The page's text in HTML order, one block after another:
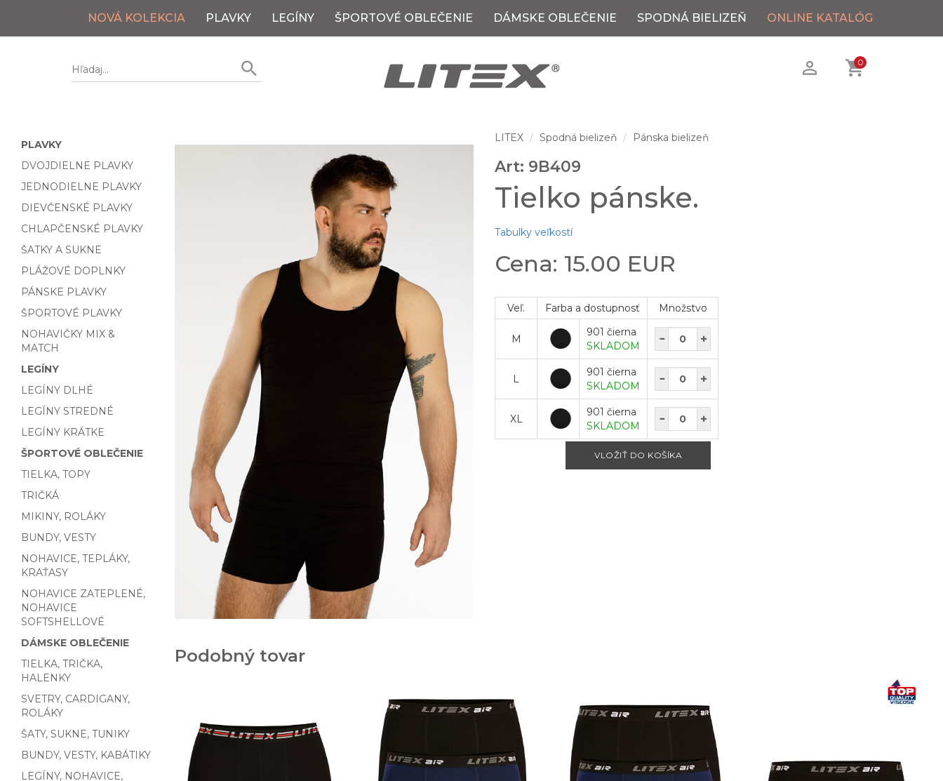
NOVÁ KOLEKCIA PLAVKY LEGÍNY ŠPORTOVÉ OBLEČENIE DÁMSKE OBLEČENIE SPODNÁ BIELIZEŇ ONLINE KATALÓG
0
PLAVKY
DVOJDIELNE PLAVKY
JEDNODIELNE PLAVKY
DIEVČENSKÉ PLAVKY
CHLAPČENSKÉ PLAVKY
ŠATKY A SUKNE
PLÁŽOVÉ DOPLNKY
PÁNSKE PLAVKY
ŠPORTOVÉ PLAVKY
NOHAVIČKY MIX &
MATCH
LEGÍNY
LEGÍNY DLHÉ
LEGÍNY STREDNÉ
LEGÍNY KRÁTKE
ŠPORTOVÉ OBLEČENIE
TIELKA, TOPY
TRIČKÁ
MIKINY, ROLÁKY
BUNDY, VESTY
NOHAVICE, TEPLÁKY,
KRAŤASY
NOHAVICE ZATEPLENÉ,
NOHAVICE
SOFTSHELLOVÉ
DÁMSKE OBLEČENIE
TIELKA, TRIČKA,
HALENKY
SVETRY, CARDIGANY,
ROLÁKY
ŠATY, SUKNE, TUNIKY
BUNDY, VESTY, KABÁTIKY
LEGÍNY, NOHAVICE,
LITEX Spodná bielizeň Pánska bielizeň
Art: 9B409
Tielko pánske.
Tabulky veľkostí
Cena: 15.00 EUR
Veľ. Farba a dostupnosť Množstvo
M
901 čierna
SKLADOM
L
901 čierna
SKLADOM
XL
901 čierna
SKLADOM
Podobný tovar